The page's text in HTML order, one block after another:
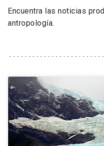
institutos
Internacionalización
Extensión
Vinculación
Universidad
Encuentra las noticias
antropología.